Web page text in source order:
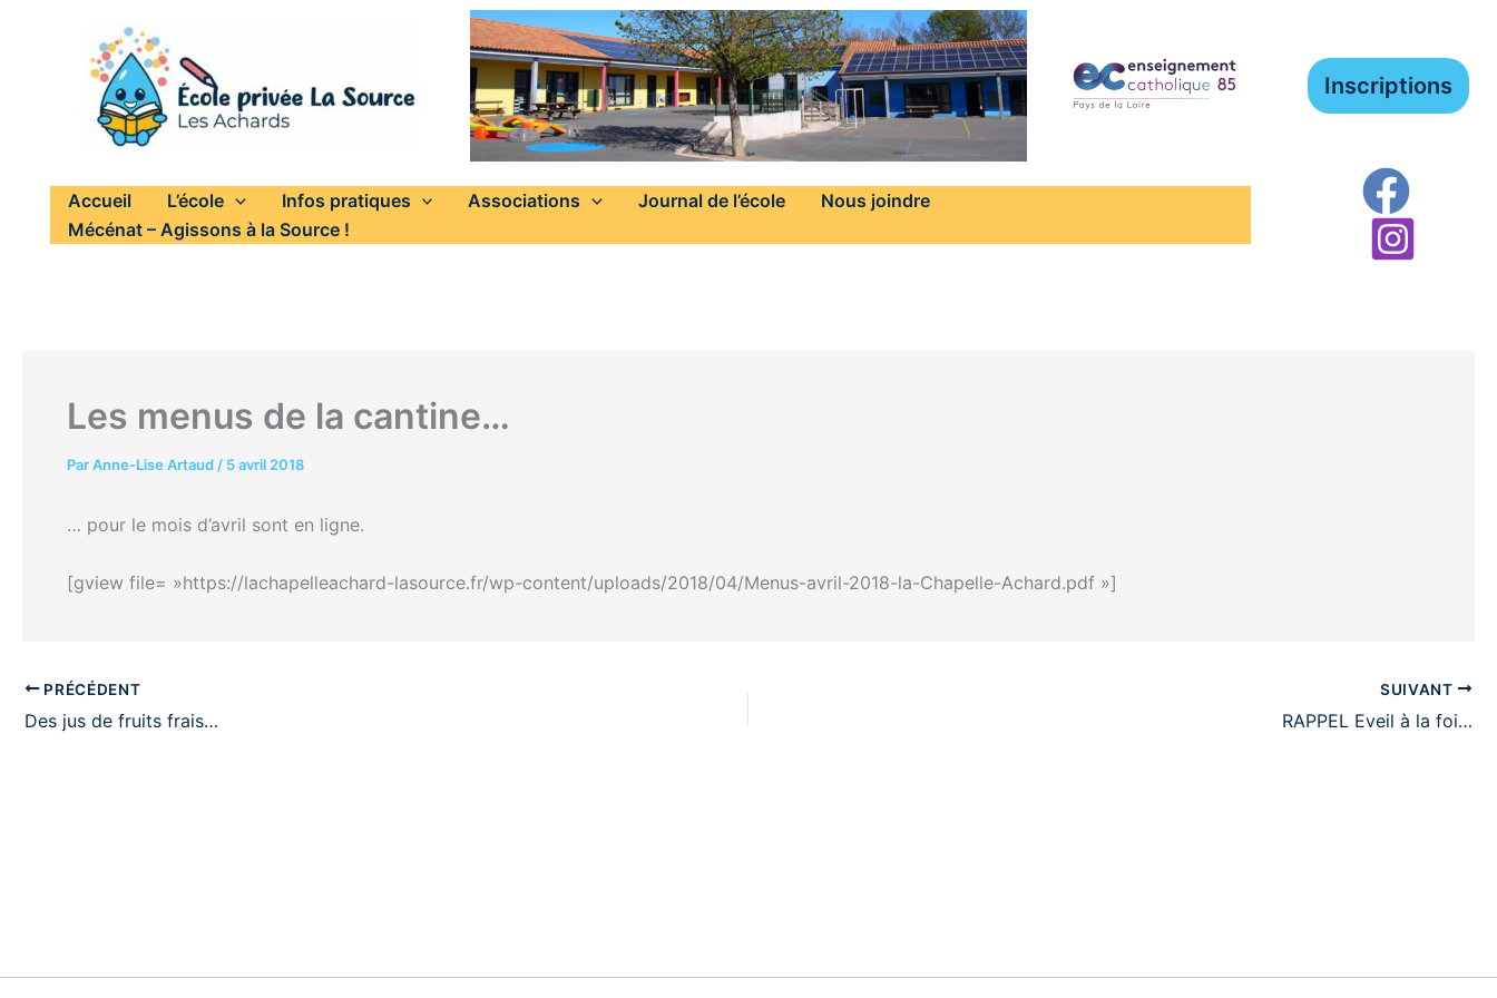
Inscriptions
Accueil L’école Infos pratiques Associations Journal de l’école
Nous joindre
Mécénat – Agissons à la Source !
Les menus de la cantine…
ParAnne-Lise Artaud / 5 avril 2018
… pour le mois d’avril sont en ligne.
[gview file= »https://lachapelleachard-lasource.fr/wp-content/uploads/2018/04/Menus-avril-2018-la-Chapelle-Achard.pdf »]
PRÉCÉDENT
Des jus de fruits frais…
SUIVANT
RAPPEL Eveil à la foi…